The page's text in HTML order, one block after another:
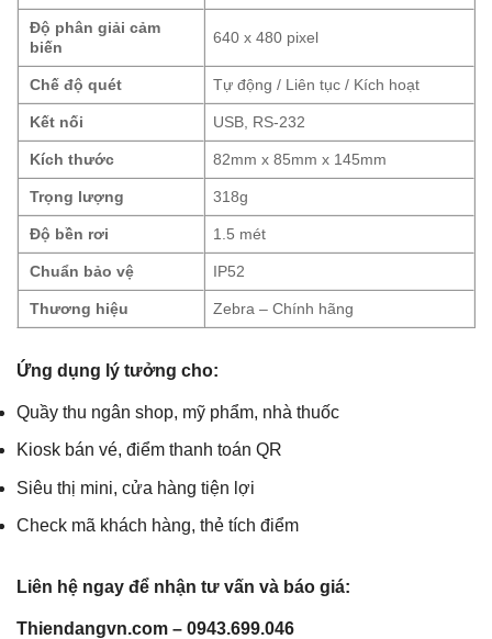
Độ phân giải cảm
biến
640 x 480 pixel
Chế độ quét Tự động / Liên tục / Kích hoạt
Kết nối USB, RS-232
Kích thước 82mm x 85mm x 145mm
Trọng lượng 318g
Độ bền rơi 1.5 mét
Chuẩn bảo vệ IP52
Thương hiệu Zebra – Chính hãng
Ứng dụng lý tưởng cho:
Quầy thu ngân shop, mỹ phẩm, nhà thuốc
Kiosk bán vé, điểm thanh toán QR
Siêu thị mini, cửa hàng tiện lợi
Check mã khách hàng, thẻ tích điểm
Liên hệ ngay để nhận tư vấn và báo giá:
Thiendangvn.com – 0943.699.046